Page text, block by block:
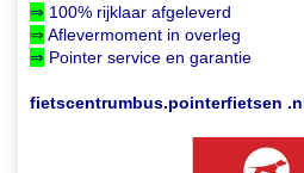
⇒ 100% rijklaar afgeleverd
⇒ Aflevermoment in overleg
⇒ Pointer service en garantie
fietscentrumbus.pointerfietsen